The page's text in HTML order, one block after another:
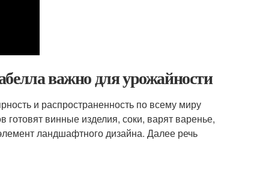
важно для урожайности
и распространенность по всему миру
винные изделия, соки, варят варенье,
ландшафтного дизайна. Далее речь